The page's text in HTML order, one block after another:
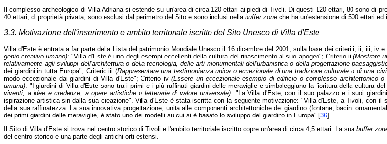
Il complesso archeologico di Villa Adriana si estende su un'area di circa 120 ettari ai piedi di Tivoli. Di questi 120 ettari, 80 sono di
40 ettari, di proprietà privata, sono esclusi dal perimetro del Sito e sono inclusi nella buffer zone che ha un'estensione di 500 ettari ed
3.3. Motivazione dell'inserimento e ambito territoriale iscritto del Sito Unesco di Villa d'Este
Villa d'Este è entrata a far parte della Lista del patrimonio Mondiale Unesco il 16 dicembre del 2001, sulla base dei criteri i, ii, iii,
genio creativo umano): "Villa d'Este è uno degli esempi eccellenti della cultura del rinascimento al suo apogeo"; Criterio ii(Mostrare
relativamente agli sviluppi dell'architettura o della tecnologia, delle arti monumentali dell'urbanistica o della progettazione
dei giardini in tutta Europa"; Criterio iii (Rappresentare una testimonianza unica o eccezionale di una tradizione culturale o di una
modo eccezionale dai giardini di Villa d'Este"; Criterio iv(Essere un eccezionale esempio di edificio o complesso architettonico
umana): "I giardini di Villa d'Este sono tra i primi e i più raffinati giardini delle meraviglie e simboleggiano la fioritura della cultura
viventi, a idee e credenze, a opere artistiche o letterarie di valore universale): "La Villa d'Este, con il suo palazzo e i suoi
ispirazione artistica sin dalla sua creazione". Villa d'Este è stata iscritta con la seguente motivazione: "Villa d'Este, a Tivoli, con
della sua raffinatezza. La sua innovativa progettazione, unita alle componenti architettoniche del giardino (fontane, bacini
dei primi giardini delle meraviglie, è stato uno dei modelli su cui si è basato lo sviluppo del giardino in Europa" [36].
Il Sito di Villa d'Este si trova nel centro storico di Tivoli e l'ambito territoriale iscritto copre un'area di circa 4,5 ettari. La sua buffer
del centro storico e una parte degli antichi orti estensi.